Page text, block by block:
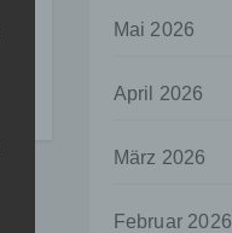
Mai 2026
April 2026
März 2026
Februar 2026